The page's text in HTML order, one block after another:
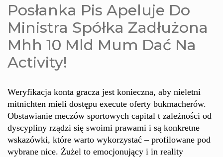
Posłanka Pis Apeluje Do
Ministra Spółka Zadłużona
Mhh 10 Mld Mum Dać Na
Activity!
Weryfikacja konta gracza jest konieczna, aby nieletni
mitnichten mieli dostępu execute oferty bukmacherów.
Obstawianie meczów sportowych capital t zależności od
dyscypliny rządzi się swoimi prawami i są konkretne
wskazówki, które warto wykorzystać – profilowane pod
wybrane nice. Żużel to emocjonujący i in reality